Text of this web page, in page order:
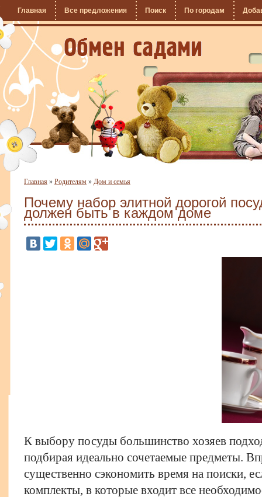
Главная Все предложения Поиск По городам
Главная » Родителям » Дом и семья
Почему набор элитной дорогой
должен быть в каждом доме
К выбору посуды большинство хозяев
подбирая идеально сочетаемые предметы.
существенно сэкономить время на поиски,
комплекты, в которые входит все